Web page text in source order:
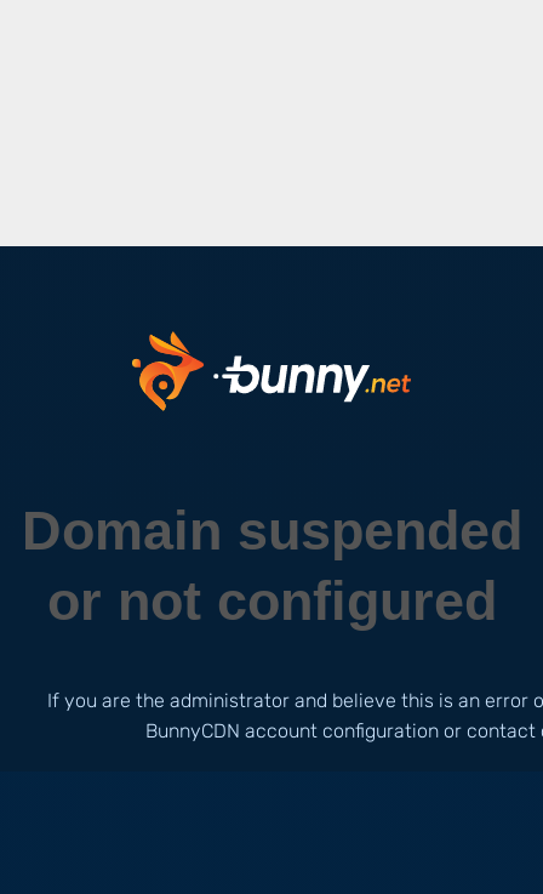
Domain suspended
or not configured
If you are the administrator and believe this is an error
BunnyCDN account configuration or